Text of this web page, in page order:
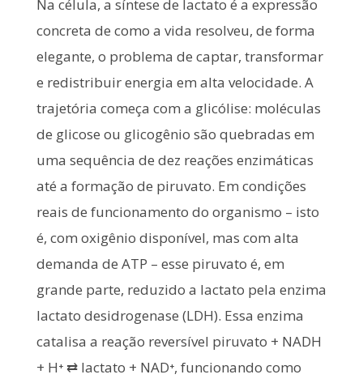
Na célula, a síntese de lactato é a expressão
concreta de como a vida resolveu, de forma
elegante, o problema de captar, transformar
e redistribuir energia em alta velocidade. A
trajetória começa com a glicólise: moléculas
de glicose ou glicogênio são quebradas em
uma sequência de dez reações enzimáticas
até a formação de piruvato. Em condições
reais de funcionamento do organismo – isto
é, com oxigênio disponível, mas com alta
demanda de ATP – esse piruvato é, em
grande parte, reduzido a lactato pela enzima
lactato desidrogenase (LDH). Essa enzima
catalisa a reação reversível piruvato + NADH
+ H⁺ ⇄ lactato + NAD⁺, funcionando como